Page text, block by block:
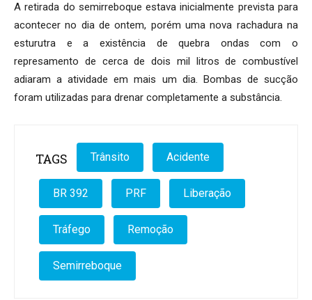
A retirada do semirreboque estava inicialmente prevista para
acontecer no dia de ontem, porém uma nova rachadura na
esturutra e a existência de quebra ondas com o
represamento de cerca de dois mil litros de combustível
adiaram a atividade em mais um dia. Bombas de sucção
foram utilizadas para drenar completamente a substância.
TAGS Trânsito Acidente
BR 392 PRF Liberação
Tráfego Remoção
Semirreboque